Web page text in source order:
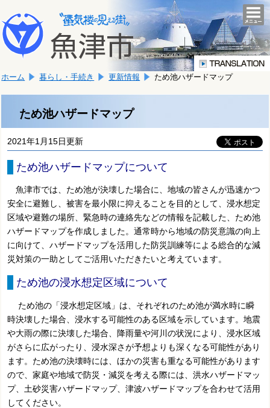
文
へ
移
ま
す。
こ
か
文
ホーム 暮らし・手続き 更新情報 ため池ハザードマップ
ため池ハザードマップ
2021年1月15日更新
ため池ハザードマップについて
魚津市では、ため池が決壊した場合に、地域の皆さんが迅速かつ
安全に避難し、被害を最小限に抑えることを目的として、浸水想定
区域や避難の場所、緊急時の連絡先などの情報を記載した、ため池
ハザードマップを作成しました。通常時から地域の防災意識の向上
に向けて、ハザードマップを活用した防災訓練等による総合的な減
災対策の一助としてご活用いただきたいと考えています。
ため池の浸水想定区域について
ため池の「浸水想定区域」は、それぞれのため池が満水時に瞬
時決壊した場合、浸水する可能性のある区域を示しています。地震
や大雨の際に決壊した場合、降雨量や河川の状況により、浸水区域
がさらに広がったり、浸水深さが予想よりも深くなる可能性があり
ます。ため池の決壊時には、ほかの災害も重なる可能性があります
ので、家庭や地域で防災・減災を考える際には、洪水ハザードマッ
プ、土砂災害ハザードマップ、津波ハザードマップを合わせて活用
してください。